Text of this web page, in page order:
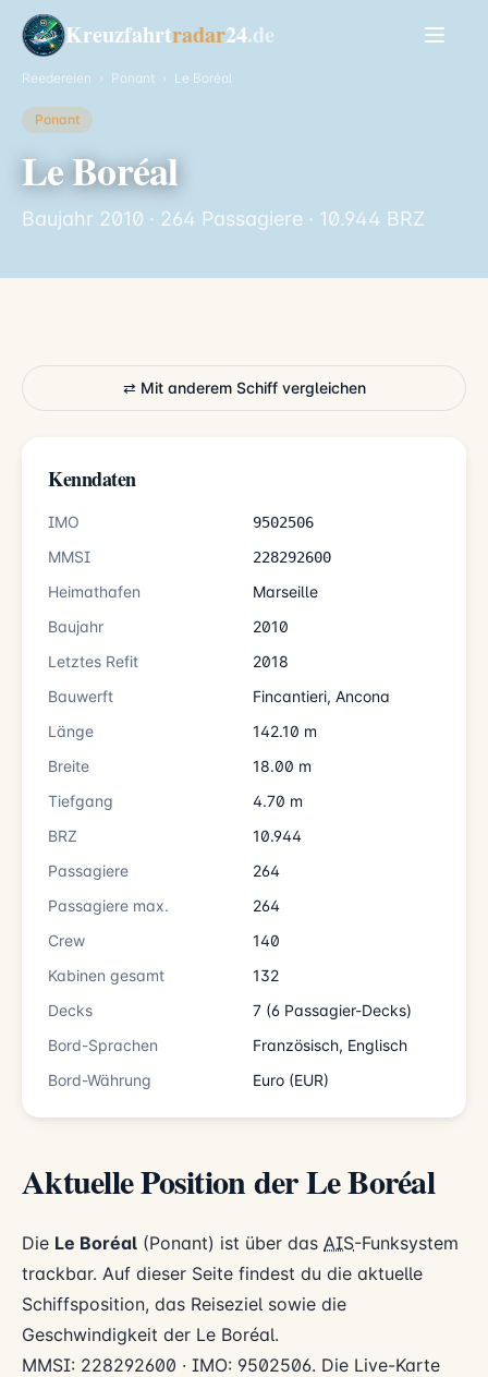
Kreuzfahrtradar24.de
Reedereien › Ponant › Le Boréal
Ponant
Le Boréal
Baujahr 2010 · 264 Passagiere · 10.944 BRZ
⇄ Mit anderem Schiff vergleichen
Kenndaten
IMO 9502506
MMSI 228292600
Heimathafen
Marseille
Baujahr
2010
Letztes Refit
2018
Bauwerft
Fincantieri, Ancona
Länge
142.10 m
Breite
18.00 m
Tiefgang
4.70 m
BRZ
10.944
Passagiere
264
Passagiere max.
264
Crew
140
Kabinen gesamt
132
Decks
7 (6 Passagier-Decks)
Bord-Sprachen
Französisch, Englisch
Bord-Währung
Euro (EUR)
Aktuelle Position der Le Boréal
Die Le Boréal (Ponant) ist über das AIS-Funksystem
trackbar. Auf dieser Seite findest du die aktuelle
Schiffsposition, das Reiseziel sowie die
Geschwindigkeit der Le Boréal.
MMSI: 228292600 · IMO: 9502506. Die Live-Karte